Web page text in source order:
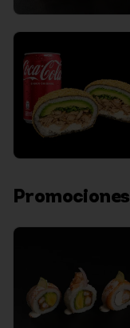
Promociones